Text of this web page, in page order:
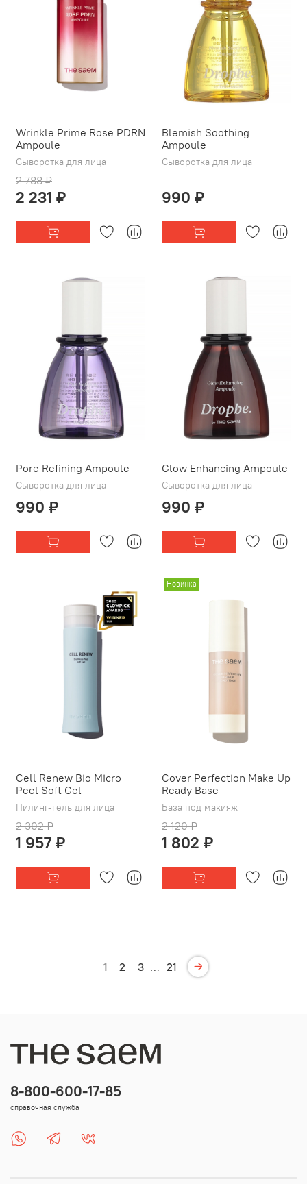
Wrinkle Prime Rose PDRN
Ampoule
Сыворотка для лица
2 788 ₽
2 231 ₽
Blemish Soothing
Ampoule
Сыворотка для лица
990 ₽
Pore Refining Ampoule
Сыворотка для лица
990 ₽
Glow Enhancing Ampoule
Сыворотка для лица
990 ₽
Cell Renew Bio Micro
Peel Soft Gel
Пилинг-гель для лица
2 302 ₽
1 957 ₽
Новинка
Cover Perfection Make Up
Ready Base
База под макияж
2 120 ₽
1 802 ₽
1 2 3 … 21
8-800-600-17-85
справочная служба